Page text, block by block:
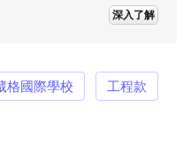
深入了解
格國際學校 工程款